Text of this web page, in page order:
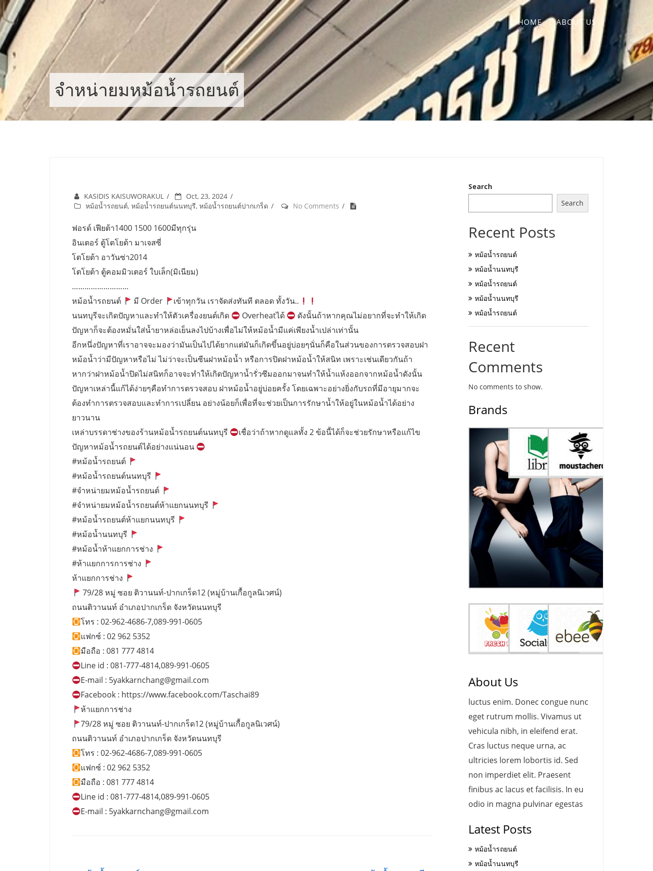
Skip
to
content
HOME ABOUT US
จำหน่ายมหม้อน้ำรถยนต์
KASIDIS KAISUWORAKUL
Oct, 23, 2024
หม้อน้ำรถยนต์, หม้อน้ำรถยนต์นนทบุรี, หม้อน้ำรถยนต์ปากเกร็ด No Comments
ฟอรด์ เฟียต้า1400 1500 1600มีทุกรุ่น
อินเตอร์ ตู้โตโยต้า มาเจสซี่
โตโยต้า อาวันซ่า2014
โตโยต้า ตู้คอมมิวเตอร์ ใบเล็ก(มิเนียม)
………………………
หม้อน้ำรถยนต์
มี Order
เข้าทุกวัน เราจัดส่งทันที ตลอด ทั้งวัน..
นนทบุรีจะเกิดปัญหาและทำให้ตัวเครื่องยนต์เกิด
Overheatได้
ดังนั้นถ้าหากคุณไม่อยากที่จะทำให้เกิด
ปัญหาก็จะต้องหมั่นใส่น้ำยาหล่อเย็นลงไปบ้างเพื่อไม่ให้หม้อน้ำมีแค่เพียงน้ำเปล่าเท่านั้น
อีกหนึ่งปัญหาที่เราอาจจะมองว่ามันเป็นไปได้ยากแต่มันก็เกิดขึ้นอยู่บ่อยๆนั่นก็คือในส่วนของการตรวจสอบฝา
หม้อน้ำว่ามีปัญหาหรือไม่ ไม่ว่าจะเป็นซีนฝาหม้อน้ำ หรือการปิดฝาหม้อน้ำให้สนิท เพราะเช่นเดียวกันถ้า
หากว่าฝาหม้อน้ำปิดไม่สนิทก็อาจจะทำให้เกิดปัญหาน้ำรั่วซึมออกมาจนทำให้น้ำแห้งออกจากหม้อน้ำดังนั้น
ปัญหาเหล่านี้แก้ได้ง่ายๆคือทำการตรวจสอบ ฝาหม้อน้ำอยู่บ่อยครั้ง โดยเฉพาะอย่างยิ่งกับรถที่มีอายุมากจะ
ต้องทำการตรวจสอบและทำการเปลี่ยน อย่างน้อยก็เพื่อที่จะช่วยเป็นการรักษาน้ำให้อยู่ในหม้อน้ำได้อย่าง
ยาวนาน
เหล่าบรรดาช่างของร้านหม้อน้ำรถยนต์นนทบุรี
เชื่อว่าถ้าหากดูแลทั้ง 2 ข้อนี้ได้ก็จะช่วยรักษาหรือแก้ไข
ปัญหาหม้อน้ำรถยนต์ได้อย่างแน่นอน
#หม้อน้ำรถยนต์
#หม้อน้ำรถยนต์นนทบุรี
#จำหน่ายมหม้อน้ำรถยนต์
#จำหน่ายมหม้อน้ำรถยนต์ห้าแยกนนทบุรี
#หม้อน้ำรถยนต์ห้าแยกนนทบุรี
#หม้อน้ำนนทบุรี
#หม้อน้ำห้าแยกการช่าง
#ห้าแยกการการช่าง
ห้าแยกการช่าง
79/28 หมู่ ซอย ติวานนท์-ปากเกร็ด12 (หมู่บ้านเกื้อกูลนิเวศน์)
ถนนติวานนท์ อำเภอปากเกร็ด จังหวัดนนทบุรี
โทร : 02-962-4686-7,089-991-0605
แฟกซ์ : 02 962 5352
มือถือ : 081 777 4814
Line id : 081-777-4814,089-991-0605
E-mail : 5yakkarnchang@gmail.com
Facebook : https://www.facebook.com/Taschai89
ห้าแยกการช่าง
79/28 หมู่ ซอย ติวานนท์-ปากเกร็ด12 (หมู่บ้านเกื้อกูลนิเวศน์)
ถนนติวานนท์ อำเภอปากเกร็ด จังหวัดนนทบุรี
โทร : 02-962-4686-7,089-991-0605
แฟกซ์ : 02 962 5352
มือถือ : 081 777 4814
Line id : 081-777-4814,089-991-0605
E-mail : 5yakkarnchang@gmail.com
Search
Search
Recent Posts
หม้อน้ำรถยนต์
หม้อน้ำนนทบุรี
หม้อน้ำรถยนต์
หม้อน้ำนนทบุรี
หม้อน้ำรถยนต์
Recent
Comments
No comments to show.
Brands
About Us
luctus enim. Donec congue nunc
eget rutrum mollis. Vivamus ut
vehicula nibh, in eleifend erat.
Cras luctus neque urna, ac
ultricies lorem lobortis id. Sed
non imperdiet elit. Praesent
finibus ac lacus et facilisis. In eu
odio in magna pulvinar egestas
Latest Posts
หม้อน้ำรถยนต์
หม้อน้ำนนทบุรี